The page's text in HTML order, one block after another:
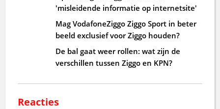
'misleidende informatie op internetsite'
Mag VodafoneZiggo Ziggo Sport in beter
beeld exclusief voor Ziggo houden?
De bal gaat weer rollen: wat zijn de
verschillen tussen Ziggo en KPN?
Reacties